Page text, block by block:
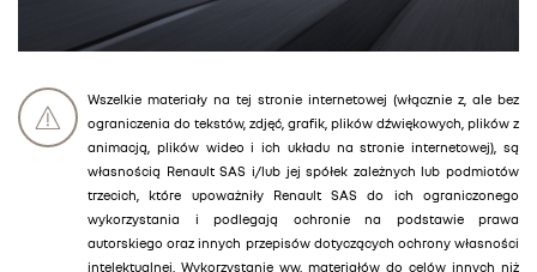
Wszelkie materiały na tej stronie internetowej (włącznie z, ale bez
ograniczenia do tekstów, zdjęć, grafik, plików dźwiękowych, plików z
animacją, plików wideo i ich układu na stronie internetowej), są
własnością Renault SAS i/lub jej spółek zależnych lub podmiotów
trzecich, które upoważniły Renault SAS do ich ograniczonego
wykorzystania i podlegają ochronie na podstawie prawa
autorskiego oraz innych przepisów dotyczących ochrony własności
intelektualnej. Wykorzystanie ww. materiałów do celów innych niż